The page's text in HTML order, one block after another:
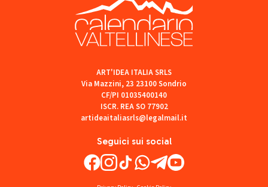
Seguici sui social
ART'IDEA ITALIA SRLS
Via Mazzini, 23 23100 Sondrio
CF/PI 01035400140
ISCR. REA SO 77902
artideaitaliasrls@legalmail.it